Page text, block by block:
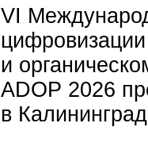
VI
цифровизации
и
ADOP 2026
в